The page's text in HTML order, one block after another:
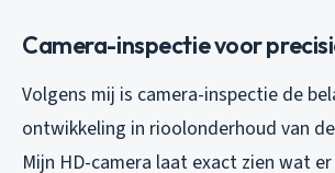
Camera-inspectie voor
Volgens mij is camera-inspectie de
ontwikkeling in rioolonderhoud van
Mijn HD-camera laat exact zien wat